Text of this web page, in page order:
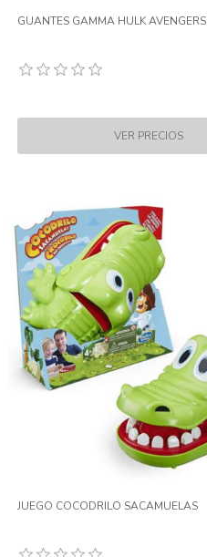
GUANTES GAMMA HULK AVENGERS
JUEGO COCODRILO SACAMUELAS